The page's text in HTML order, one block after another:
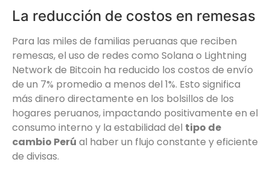
La reducción de costos en remesas
Para las miles de familias peruanas que reciben
remesas, el uso de redes como Solana o Lightning
Network de Bitcoin ha reducido los costos de envío
de un 7% promedio a menos del 1%. Esto significa
más dinero directamente en los bolsillos de los
hogares peruanos, impactando positivamente en el
consumo interno y la estabilidad del tipo de
cambio Perú al haber un flujo constante y eficiente
de divisas.